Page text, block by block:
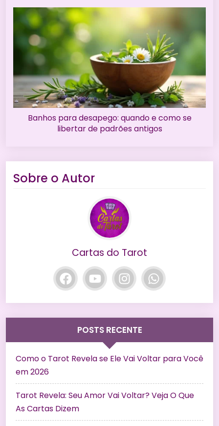
Banhos para desapego: quando e como se
libertar de padrões antigos
Sobre o Autor
Cartas do Tarot
POSTS RECENTE
Como o Tarot Revela se Ele Vai Voltar para Você
em 2026
Tarot Revela: Seu Amor Vai Voltar? Veja O Que
As Cartas Dizem